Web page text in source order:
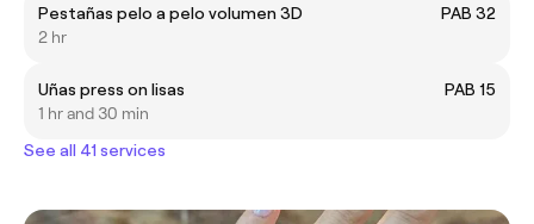
Pestañas pelo a pelo volumen 3D
PAB 32
2 hr
Uñas press on lisas
PAB 15
1 hr and 30 min
See all 41 services